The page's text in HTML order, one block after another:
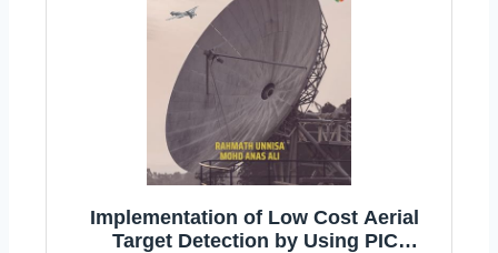
Implementation of Low Cost Aerial
Target Detection by Using PIC